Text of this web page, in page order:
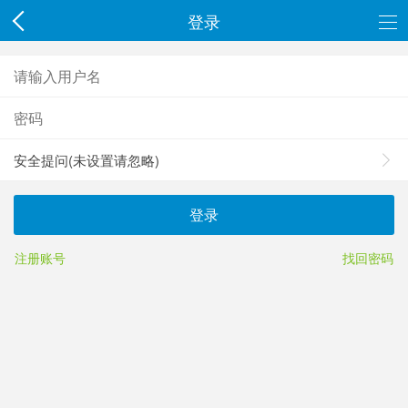
登录
安全提问(未设置请忽略)
登录
注册账号 找回密码